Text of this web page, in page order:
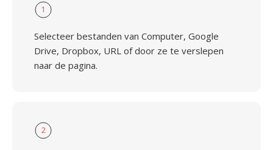
1
Selecteer bestanden van Computer, Google
Drive, Dropbox, URL of door ze te verslepen
naar de pagina.
2